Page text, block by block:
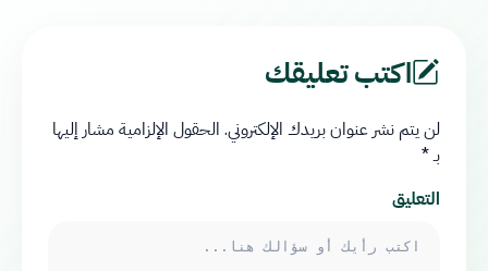
اكتب تعليقك
لن يتم نشر عنوان بريدك الإلكتروني. الحقول الإلزامية مشار إليها
بـ*
التعليق